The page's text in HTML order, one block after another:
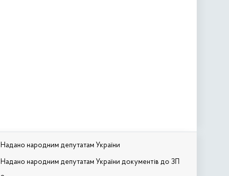
Надано народним депутатам України
Надано народним депутатам України документів до ЗП